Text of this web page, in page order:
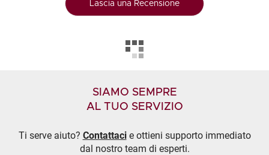
Lascia una Recensione
SIAMO SEMPRE
AL TUO SERVIZIO
Ti serve aiuto? Contattacie ottieni supporto immediato
dal nostro team di esperti.